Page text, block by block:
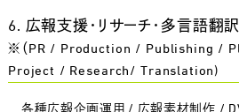
6. 広報支援・リサーチ・多言語翻
※（PR / Production / Publishing /
Project / Research/ Translation)
各種広報企画運用 / 広報素材制作 /